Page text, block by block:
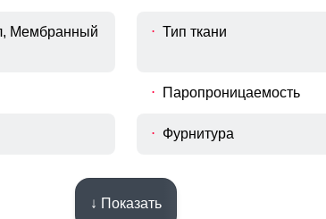
Мембранный
Тип ткани
Паропроницаемость
Фурнитура
↓ Показать